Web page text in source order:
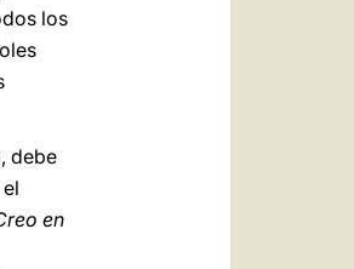
los
debe
en